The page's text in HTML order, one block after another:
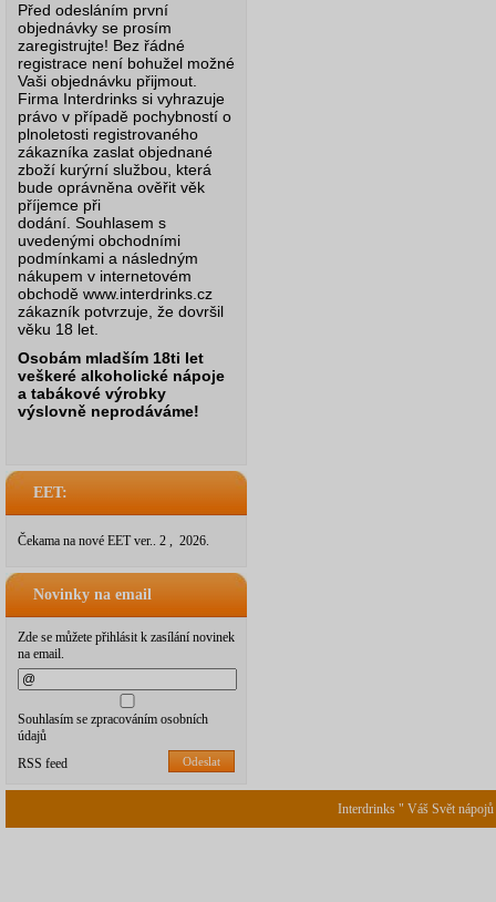
Před odesláním první
objednávky se prosím
zaregistrujte! Bez řádné
registrace není bohužel možné
Vaši objednávku přijmout.
Firma Interdrinks si vyhrazuje
právo v případě pochybností o
plnoletosti registrovaného
zákazníka zaslat objednané
zboží kurýrní službou, která
bude oprávněna ověřit věk
příjemce při
dodání. Souhlasem s
uvedenými obchodními
podmínkami a následným
nákupem v internetovém
obchodě www.interdrinks.cz
zákazník potvrzuje, že dovršil
věku 18 let.
Osobám mladším 18ti let
veškeré alkoholické nápoje
a tabákové výrobky
výslovně neprodáváme!
EET:
Čekama na nové EET ver.. 2 , 2026.
Novinky na email
Zde se můžete přihlásit k zasílání novinek
na email.
Souhlasím se zpracováním osobních
údajů
Odeslat
RSS feed
Interdrinks " Váš Svět